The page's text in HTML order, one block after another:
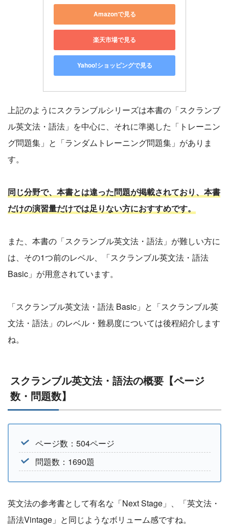
Amazonで見る
楽天市場で見る
Yahoo!ショッピングで見る
上記のようにスクランブルシリーズは本書の「スクランブ
ル英文法・語法」を中心に、それに準拠した「トレーニン
グ問題集」と「ランダムトレーニング問題集」がありま
す。
同じ分野で、本書とは違った問題が掲載されており、本書
だけの演習量だけでは足りない方におすすめです。
また、本書の「スクランブル英文法・語法」が難しい方に
は、その1つ前のレベル、「スクランブル英文法・語法
Basic」が用意されています。
「スクランブル英文法・語法 Basic」と「スクランブル英
文法・語法」のレベル・難易度については後程紹介します
ね。
スクランブル英文法・語法の概要【ページ
数・問題数】
ページ数：504ページ
問題数：1690題
英文法の参考書として有名な「Next Stage」、「英文法・
語法Vintage」と同じようなボリューム感ですね。